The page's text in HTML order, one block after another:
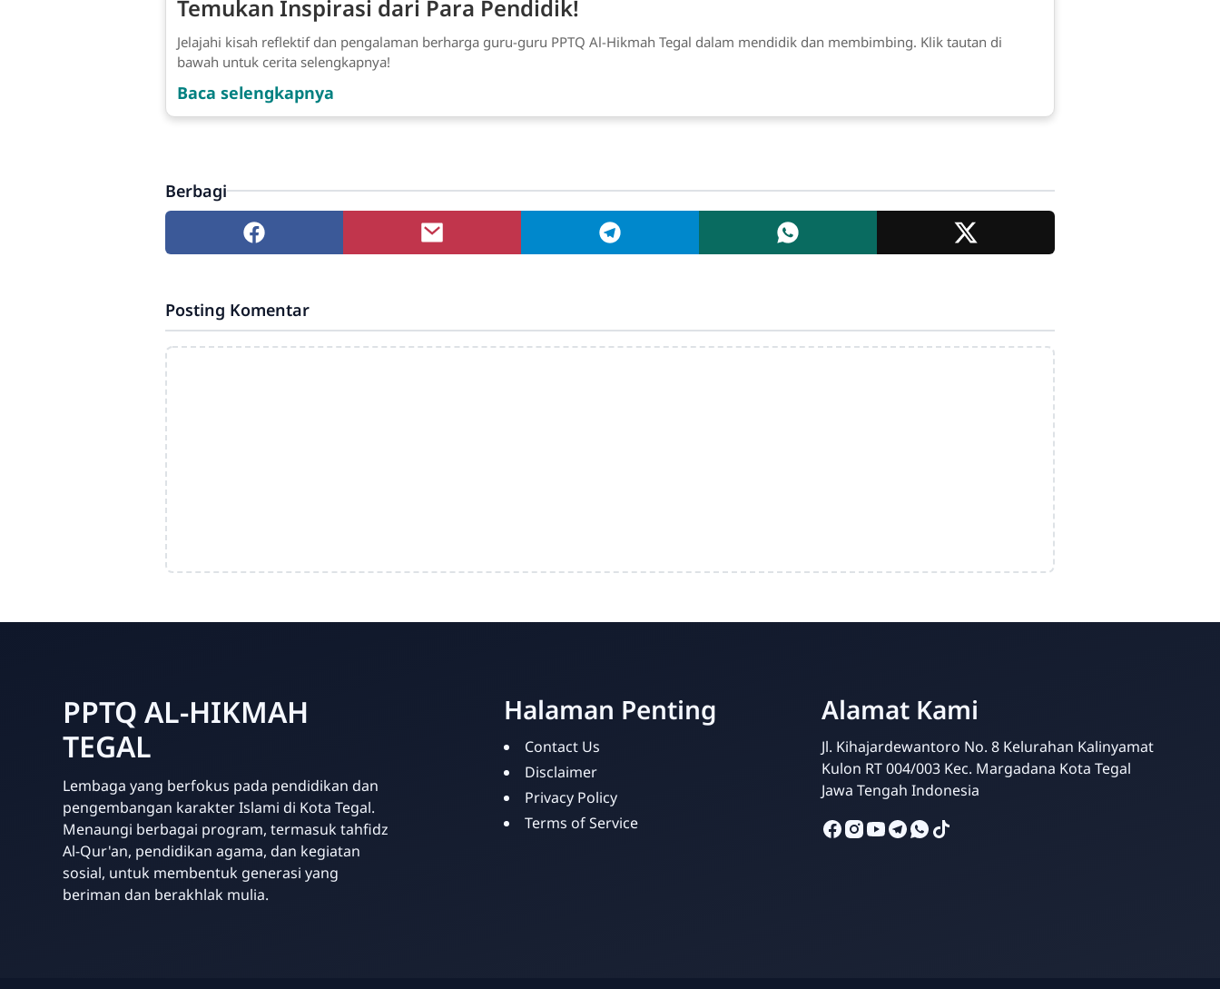
Admin
Online
Temukan Inspirasi dari Para Pendidik!
Jelajahi kisah reflektif dan pengalaman berharga guru-guru PPTQ Al-Hikmah Tegal dalam mendidik dan membimbing. Klik tautan di
bawah untuk cerita selengkapnya!
Baca selengkapnya
Berbagi
Posting Komentar
PPTQ AL-HIKMAH
TEGAL
Lembaga yang berfokus pada pendidikan dan
pengembangan karakter Islami di Kota Tegal.
Menaungi berbagai program, termasuk tahfidz
Al-Qur'an, pendidikan agama, dan kegiatan
sosial, untuk membentuk generasi yang
beriman dan berakhlak mulia.
Halaman Penting
Contact Us
Disclaimer
Privacy Policy
Terms of Service
Alamat Kami
Jl. Kihajardewantoro No. 8 Kelurahan Kalinyamat
Kulon RT 004/003 Kec. Margadana Kota Tegal
Jawa Tengah Indonesia